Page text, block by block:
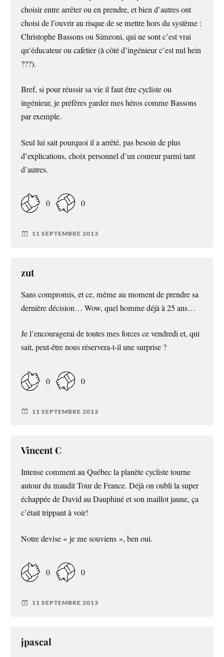
choisir entre arrêter ou en prendre, et bien d’autres ont
choisi de l’ouvrir au risque de se mettre hors du système :
Christophe Bassons ou Simeoni, qui ne sont c’est vrai
qu’éducateur ou cafetier (à côté d’ingénieur c’est nul hein
???).
Bref, si pour réussir sa vie il faut être cycliste ou
ingénieur, je préfères garder mes héros comme Bassons
par exemple.
Seul lui sait pourquoi il a arrêté, pas besoin de plus
d’explications, choix personnel d’un coureur parmi tant
d’autres.
0 0
11 SEPTEMBRE 2013
zut
Sans compromis, et ce, même au moment de prendre sa
dernière décision… Wow, quel homme déjà à 25 ans…
Je l’encouragerai de toutes mes forces ce vendredi et, qui
sait, peut-être nous réservera-t-il une surprise ?
0 0
11 SEPTEMBRE 2013
Vincent C
Intense comment au Québec la planète cycliste tourne
autour du maudit Tour de France. Déjà on oubli la super
échappée de David au Dauphiné et son maillot jaune, ça
c’était trippant à voir!
Notre devise « je me souviens », ben oui.
0 0
11 SEPTEMBRE 2013
jpascal